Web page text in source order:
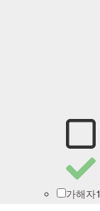
가해자1